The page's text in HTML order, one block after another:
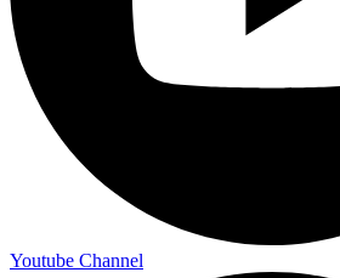
Youtube Channel